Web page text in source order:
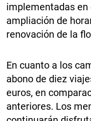
implementadas en
ampliación de
renovación de la
En cuanto a los
abono de diez
euros, en
anteriores. Los